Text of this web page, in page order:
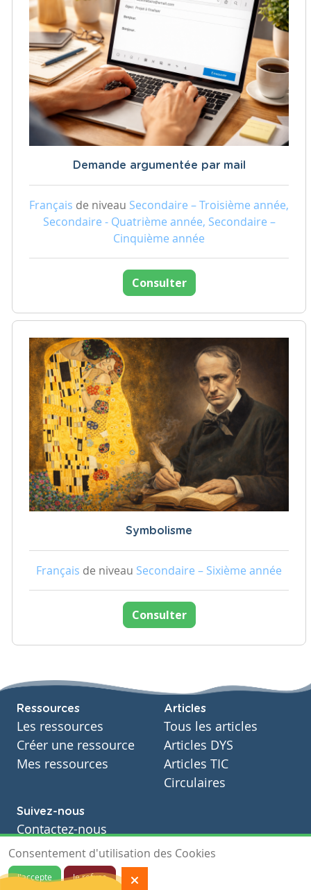
Demande argumentée par mail
Français de niveau Secondaire – Troisième année,
Secondaire - Quatrième année, Secondaire –
Cinquième année
Consulter
Symbolisme
Français de niveau Secondaire – Sixième année
Consulter
Ressources
Les ressources
Créer une ressource
Mes ressources
Articles
Tous les articles
Articles DYS
Articles TIC
Circulaires
Suivez-nous
Contactez-nous
Soutien scolaire
Notre page Facebook
Consentement d'utilisation des Cookies
J'accepte Je refuse